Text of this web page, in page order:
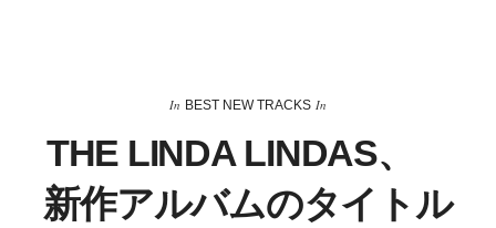
In BEST NEW TRACKS In
THE LINDA LINDAS、
新作アルバムのタイトル